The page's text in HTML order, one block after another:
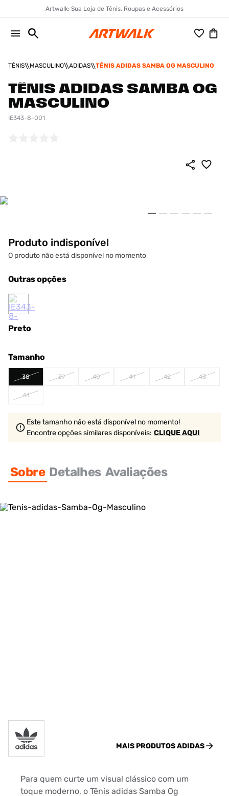
Artwalk: Sua Loja de Tênis, Roupas e Acessórios
TÊNIS MASCULINO ADIDAS TÊNIS ADIDAS SAMBA OG MASCULINO
TÊNIS ADIDAS SAMBA OG
MASCULINO
IE343-8-001
Produto indisponível
O produto não está disponível no momento
Outras opções
Preto
Tamanho
38 39 40 41 42 43
44
Este tamanho não está disponível no momento!
Encontre opções similaresdisponíveis: CLIQUE AQUI
Sobre Detalhes Avaliações
MAIS PRODUTOSADIDAS
Para quem curte um visual clássico com um
toque moderno, o Tênis adidas Samba Og